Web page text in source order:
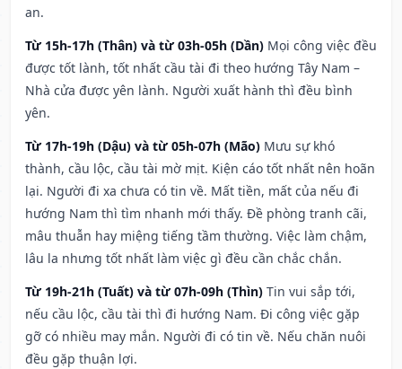
an.
Từ 15h-17h (Thân) và từ 03h-05h (Dần) Mọi công việc đều
được tốt lành, tốt nhất cầu tài đi theo hướng Tây Nam –
Nhà cửa được yên lành. Người xuất hành thì đều bình
yên.
Từ 17h-19h (Dậu) và từ 05h-07h (Mão) Mưu sự khó
thành, cầu lộc, cầu tài mờ mịt. Kiện cáo tốt nhất nên hoãn
lại. Người đi xa chưa có tin về. Mất tiền, mất của nếu đi
hướng Nam thì tìm nhanh mới thấy. Đề phòng tranh cãi,
mâu thuẫn hay miệng tiếng tầm thường. Việc làm chậm,
lâu la nhưng tốt nhất làm việc gì đều cần chắc chắn.
Từ 19h-21h (Tuất) và từ 07h-09h (Thìn) Tin vui sắp tới,
nếu cầu lộc, cầu tài thì đi hướng Nam. Đi công việc gặp
gỡ có nhiều may mắn. Người đi có tin về. Nếu chăn nuôi
đều gặp thuận lợi.